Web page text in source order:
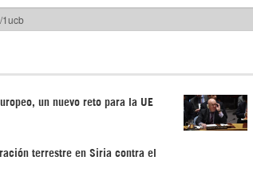
un nuevo reto para la UE
terrestre en Siria contra el